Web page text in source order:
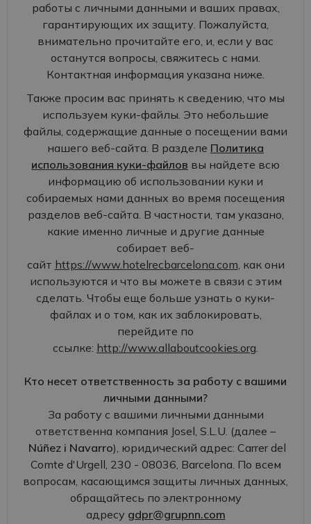
работы с личными данными и ваших правах,
гарантирующих их защиту. Пожалуйста,
внимательно прочитайте его, и, если у вас
останутся вопросы, свяжитесь с нами.
Контактная информация указана ниже.
Также просим вас принять к сведению, что мы
используем куки-файлы. Это небольшие
файлы, содержащие данные о посещении вами
нашего веб-сайта. В разделе Политика
использования куки-файлов вы найдете всю
информацию об использовании куки и
собираемых нами данных во время посещения
разделов веб-сайта. В частности, там указано,
какие именно личные и другие данные
собирает веб-
сайт https://www.hotelrecbarcelona.com, как они
используются и что вы можете в связи с этим
сделать. Чтобы еще больше узнать о куки-
файлах и о том, как их заблокировать,
перейдите по
ссылке: http://www.allaboutcookies.org.
Кто несет ответственность за работу с вашими
личными данными?
За работу с вашими личными данными
ответственна компания Josel, S.L.U. (далее –
Núñez i Navarro), юридический адрес: Carrer del
Comte d'Urgell, 230 - 08036, Barcelona. По всем
вопросам, касающимся защиты личных данных,
обращайтесь по электронному
адресу gdpr@grupnn.com